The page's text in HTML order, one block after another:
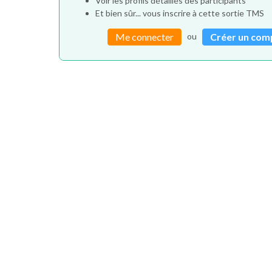
Et bien sûr... vous inscrire à cette sortie TMS
Me connecter ou Créer un